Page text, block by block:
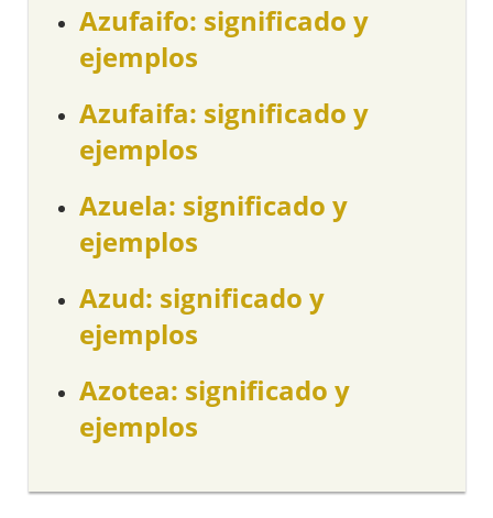
Azufaifo: significado y
ejemplos
Azufaifa: significado y
ejemplos
Azuela: significado y
ejemplos
Azud: significado y
ejemplos
Azotea: significado y
ejemplos